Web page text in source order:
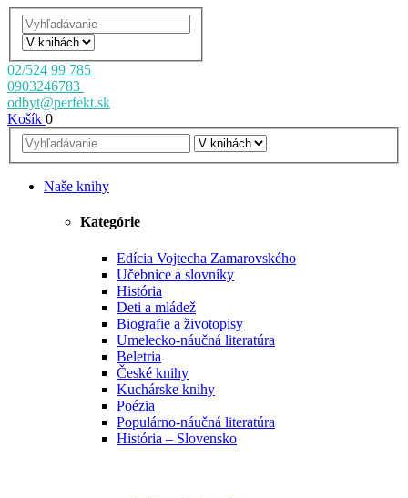
02/524 99 785
0903246783
odbyt@perfekt.sk
Košík 0
Naše knihy
Kategórie
Edícia Vojtecha Zamarovského
Učebnice a slovníky
História
Deti a mládež
Biografie a životopisy
Umelecko-náučná literatúra
Beletria
České knihy
Kuchárske knihy
Poézia
Populárno-náučná literatúra
História – Slovensko